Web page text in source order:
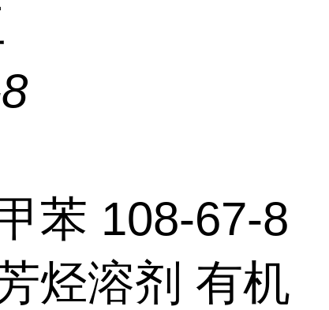
苯 108-67-8
烃溶剂 有机